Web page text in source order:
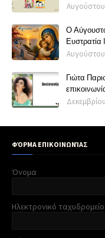
Αυγούστου
Ο
Αυγούστου
Γιώτα
ΦΌΡΜΑ ΕΠΙΚΟΙΝΩΝΊΑΣ
Όνομα
Ηλεκτρονικό ταχυδρομείο